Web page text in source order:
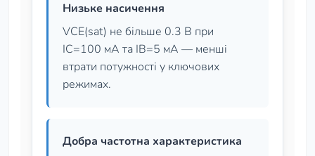
Низьке насичення
VCE(sat) не більше 0.3 В при
IC=100 мА та IB=5 мА — менші
втрати потужності у ключових
режимах.
Добра частотна характеристика